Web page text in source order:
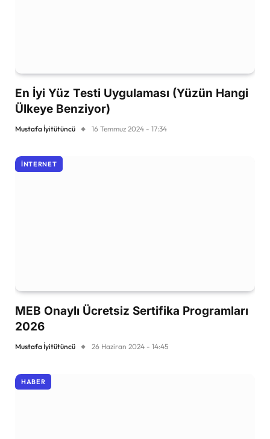
En İyi Yüz Testi Uygulaması (Yüzün Hangi
Ülkeye Benziyor)
Mustafa İyitütüncü 16 Temmuz 2024 - 17:34
İNTERNET
MEB Onaylı Ücretsiz Sertifika Programları
2026
Mustafa İyitütüncü 26 Haziran 2024 - 14:45
HABER